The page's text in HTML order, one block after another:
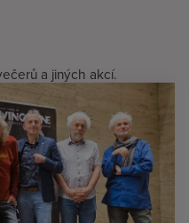
a jiných akcí.